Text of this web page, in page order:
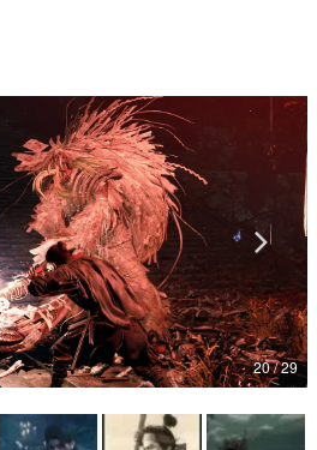
解き明かしていく、硬派で骨太な評論連載
えた日本語
技」「ラスボス」… ゲームにまつわる言葉
変遷を、コンピューター文化史研究家・タ
底調査。
20 / 29